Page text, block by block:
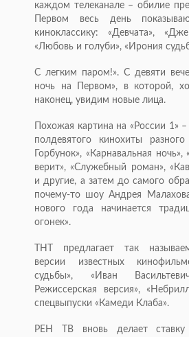
каждом телеканале – обилие
Первом весь день
киноклассику: «Девчата»,
«Любовь и голуби», «Ирония
С легким паром!». С девяти
ночь на Первом», в которой,
наконец, увидим новые лица.
Похожая картина на «России 1»
полдевятого кинохиты
Горбунок», «Карнавальная
верит», «Служебный роман»,
и другие, а затем до самого
почему-то шоу Андрея
нового года начинается
огонек».
ТНТ предлагает так
версии известных
судьбы», «Иван
Режиссерская версия»,
спецвыпуски «Камеди Клаба».
РЕН ТВ вновь делает ставку